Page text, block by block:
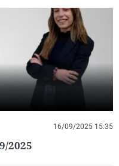
16/09/2025 15:35
2025